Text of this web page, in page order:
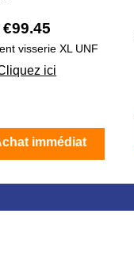
€99.45
visserie XL UNF
ici
immédiat